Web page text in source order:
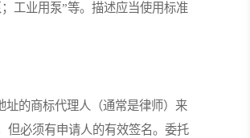
工业用泵”等。描述应当使用标准
的商标代理人（通常是律师）来
但必须有申请人的有效签名。委托